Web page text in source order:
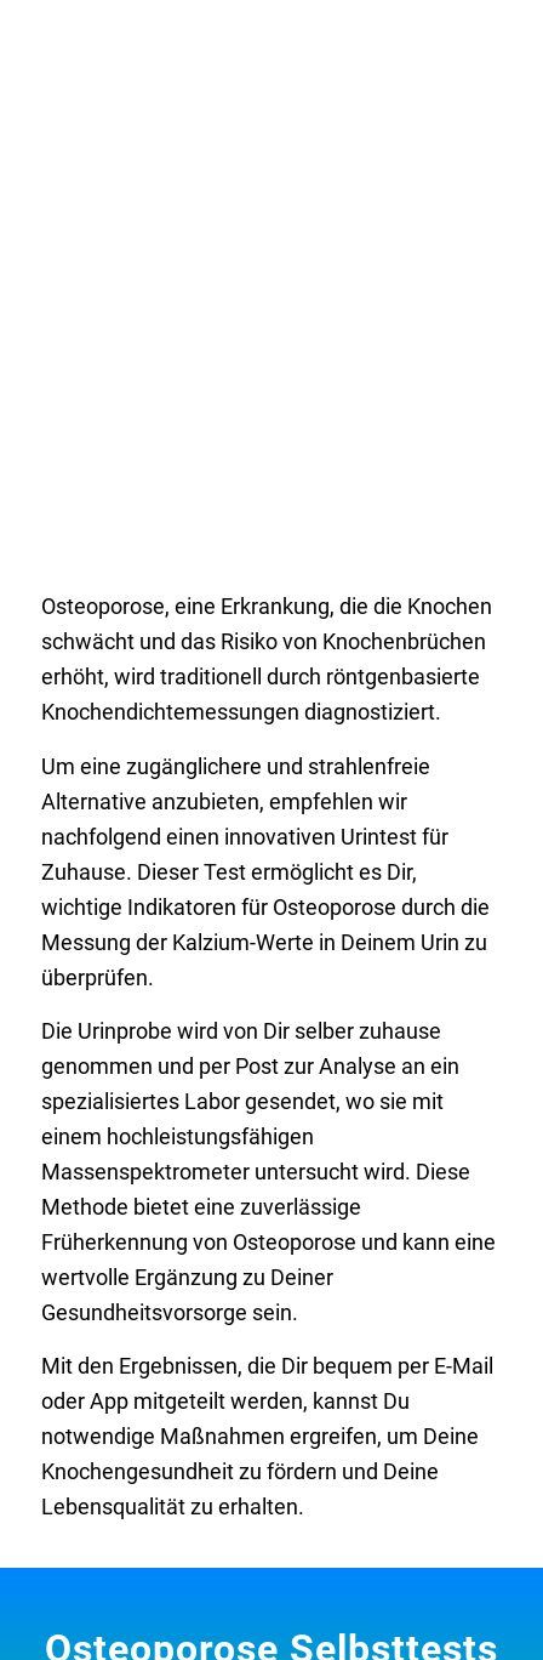
Osteoporose, eine Erkrankung, die die Knochen
schwächt und das Risiko von Knochenbrüchen
erhöht, wird traditionell durch röntgenbasierte
Knochendichtemessungen diagnostiziert.
Um eine zugänglichere und strahlenfreie
Alternative anzubieten, empfehlen wir
nachfolgend einen innovativen Urintest für
Zuhause. Dieser Test ermöglicht es Dir,
wichtige Indikatoren für Osteoporose durch die
Messung der Kalzium-Werte in Deinem Urin zu
überprüfen.
Die Urinprobe wird von Dir selber zuhause
genommen und per Post zur Analyse an ein
spezialisiertes Labor gesendet, wo sie mit
einem hochleistungsfähigen
Massenspektrometer untersucht wird. Diese
Methode bietet eine zuverlässige
Früherkennung von Osteoporose und kann eine
wertvolle Ergänzung zu Deiner
Gesundheitsvorsorge sein.
Mit den Ergebnissen, die Dir bequem per E-Mail
oder App mitgeteilt werden, kannst Du
notwendige Maßnahmen ergreifen, um Deine
Knochengesundheit zu fördern und Deine
Lebensqualität zu erhalten.
Osteoporose Selbsttests